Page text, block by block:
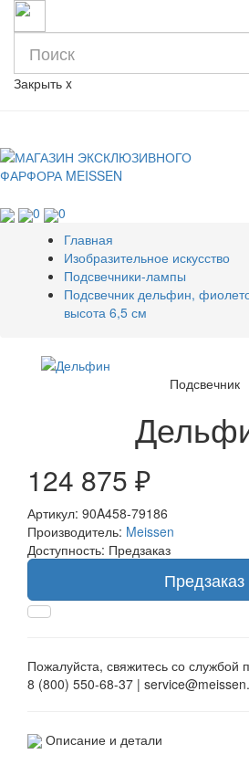
Закрыть x
0
0
Главная
Изобразительное искусство
Подсвечники-лампы
Подсвечник дельфин,
высота 6,5 см
Подсвечник
124 875 ₽
Артикул: 90A458-79186
Производитель: Meissen
Доступность: Предзаказ
Предзаказ
Пожалуйста, свяжитесь со службой
8 (800) 550-68-37 |
Описание и детали